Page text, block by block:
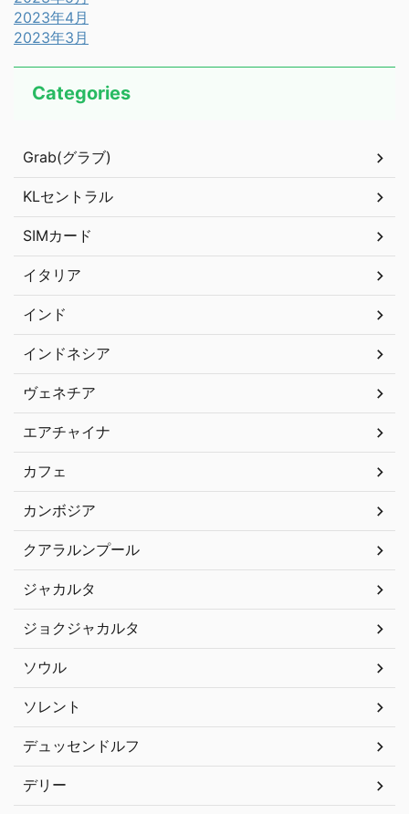
2023年4月
2023年3月
Categories
Grab(グラブ)
KLセントラル
SIMカード
イタリア
インド
インドネシア
ヴェネチア
エアチャイナ
カフェ
カンボジア
クアラルンプール
ジャカルタ
ジョクジャカルタ
ソウル
ソレント
デュッセンドルフ
デリー